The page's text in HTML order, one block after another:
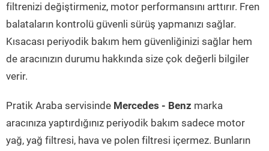
filtrenizi değiştirmeniz, motor performansını arttırır. Fren
balataların kontrolü güvenli sürüş yapmanızı sağlar.
Kısacası periyodik bakım hem güvenliğinizi sağlar hem
de aracınızın durumu hakkında size çok değerli bilgiler
verir.
Pratik Araba servisinde Mercedes - Benz marka
aracınıza yaptırdığınız periyodik bakım sadece motor
yağ, yağ filtresi, hava ve polen filtresi içermez. Bunların